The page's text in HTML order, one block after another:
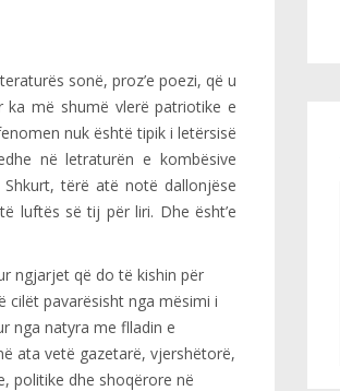
sonë, proz’e poezi, që u
ka më shumë vlerë patriotike e
nuk është tipik i letërsisë
në letraturën e kombësive
tërë atë notë dallonjëse
luftës së tij për liri. Dhe ësht’e
ngjarjet që do të kishin për
pavarësisht nga mësimi i
nga natyra me flladin e
ata vetë gazetarë, vjershëtorë,
politike dhe shoqërore në